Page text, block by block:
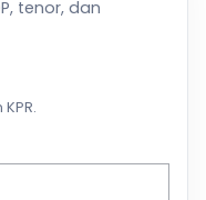
tenor, dan